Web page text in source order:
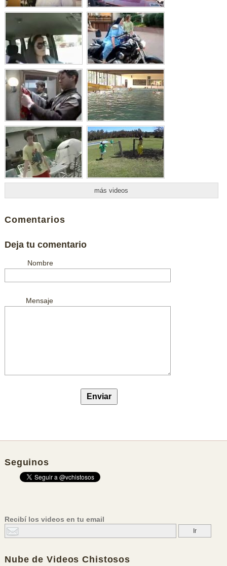
más videos
Comentarios
Deja tu comentario
Nombre
Mensaje
Seguinos
Recibí los videos en tu email
Nube deVideos Chistosos